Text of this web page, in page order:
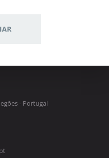
- Portugal